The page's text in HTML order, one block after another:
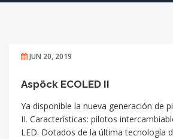
JUN 20, 2019
Aspöck ECOLED II
Ya disponible la nueva generación de
II. Características: pilotos
LED. Dotados de la última tecnología